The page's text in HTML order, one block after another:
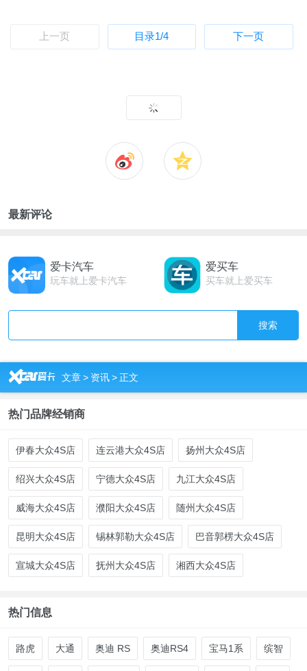
上一页 目录1/4 下一页
最新评论
爱卡汽车
玩车就上爱卡汽车
爱买车
买车就上爱买车
搜索
R 文章> 资讯>正文
热门品牌经销商
伊春大众4S店 连云港大众4S店 扬州大众4S店
绍兴大众4S店 宁德大众4S店 九江大众4S店
威海大众4S店 濮阳大众4S店 随州大众4S店
昆明大众4S店 锡林郭勒大众4S店 巴音郭楞大众4S店
宣城大众4S店 抚州大众4S店 湘西大众4S店
热门信息
路虎 大通 奥迪 RS 奥迪RS4 宝马1系 缤智